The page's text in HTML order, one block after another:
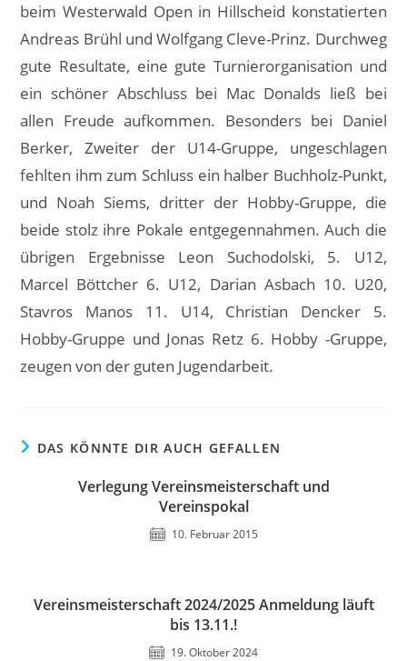
beim Westerwald Open in Hillscheid konstatierten
Andreas Brühl und Wolfgang Cleve-Prinz. Durchweg
gute Resultate, eine gute Turnierorganisation und
ein schöner Abschluss bei Mac Donalds ließ bei
allen Freude aufkommen. Besonders bei Daniel
Berker, Zweiter der U14-Gruppe, ungeschlagen
fehlten ihm zum Schluss ein halber Buchholz-Punkt,
und Noah Siems, dritter der Hobby-Gruppe, die
beide stolz ihre Pokale entgegennahmen. Auch die
übrigen Ergebnisse Leon Suchodolski, 5. U12,
Marcel Böttcher 6. U12, Darian Asbach 10. U20,
Stavros Manos 11. U14, Christian Dencker 5.
Hobby-Gruppe und Jonas Retz 6. Hobby -Gruppe,
zeugen von der guten Jugendarbeit.
DAS KÖNNTE DIR AUCH GEFALLEN
Verlegung Vereinsmeisterschaft und
Vereinspokal
10. Februar 2015
Vereinsmeisterschaft 2024/2025 Anmeldung läuft
bis 13.11.!
19. Oktober 2024